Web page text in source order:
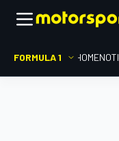
FORMULA 1 HOME